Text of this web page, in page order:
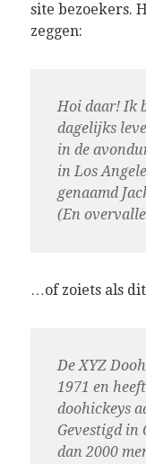
site bezoekers.
zeggen:
Hoi daar! Ik
dagelijks
in de
in Los
genaamd
(En
…of zoiets als
De XYZ
1971 en
doohickeys
Gevestigd in
dan 2000